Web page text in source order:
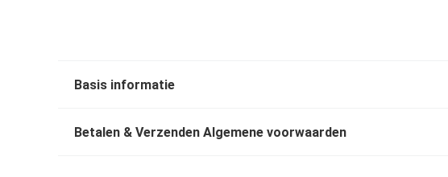
Basis informatie
Betalen & Verzenden Algemene voorwaarden